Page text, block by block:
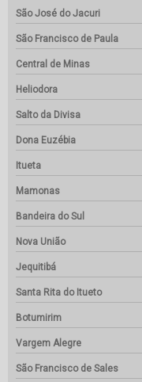
São José do Jacuri
São Francisco de Paula
Central de Minas
Heliodora
Salto da Divisa
Dona Euzébia
Itueta
Mamonas
Bandeira do Sul
Nova União
Jequitibá
Santa Rita do Itueto
Botumirim
Vargem Alegre
São Francisco de Sales